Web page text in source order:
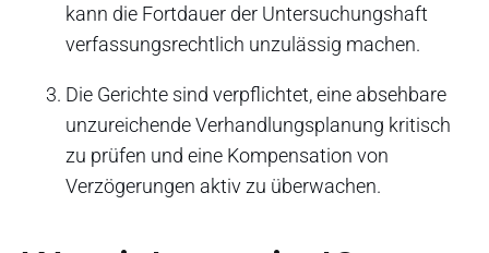
kann die Fortdauer der Untersuchungshaft
verfassungsrechtlich unzulässig machen.
Die Gerichte sind verpflichtet, eine absehbare
unzureichende Verhandlungsplanung kritisch
zu prüfen und eine Kompensation von
Verzögerungen aktiv zu überwachen.